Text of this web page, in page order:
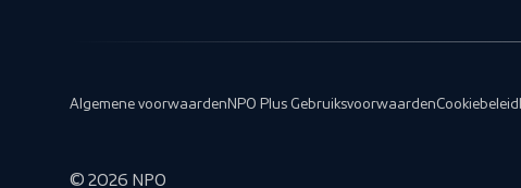
Algemene voorwaarden NPO Plus GebruiksvoorwaardenCookiebeleid
© 2026 NPO